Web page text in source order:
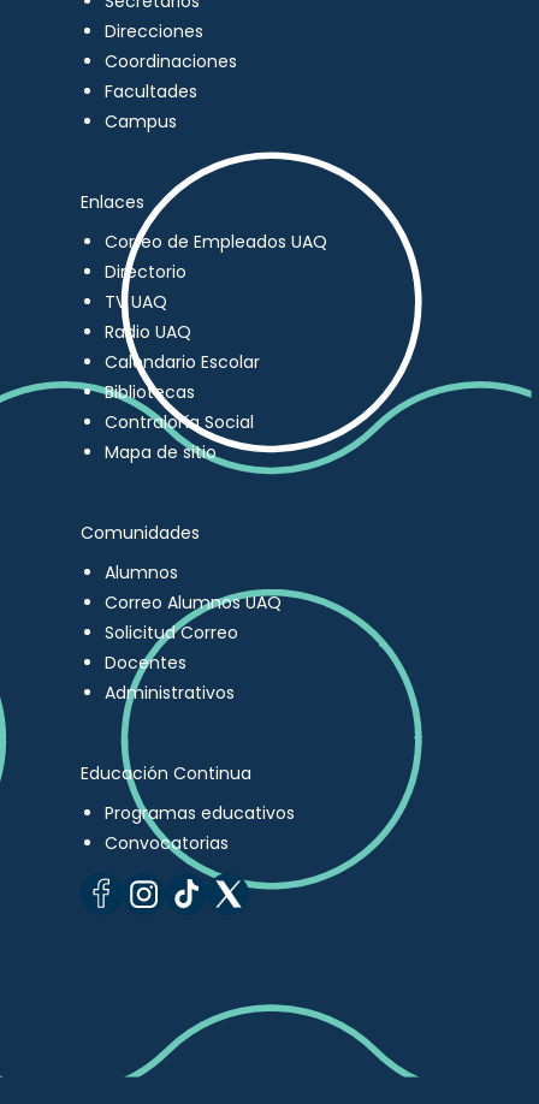
Direcciones
Coordinaciones
Facultades
Campus
Enlaces
Correo de Empleados UAQ
Directorio
TV UAQ
Radio UAQ
Calendario Escolar
Bibliotecas
Contraloría Social
Mapa de sitio
Comunidades
Alumnos
Correo Alumnos UAQ
Solicitud Correo
Docentes
Administrativos
Educación Continua
Programas educativos
Convocatorias